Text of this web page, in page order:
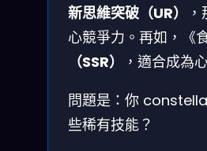
新思維突破（UR）
心競爭力。再如，《
（SSR）
，適合成為
問題是：你
些稀有技能？